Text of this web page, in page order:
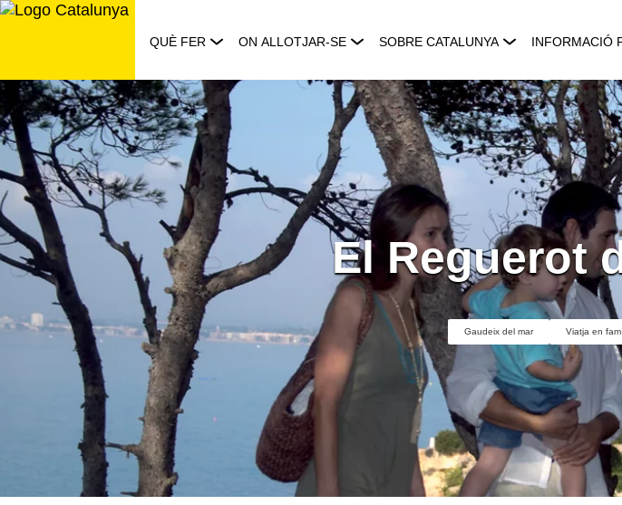
Saltar
QUÈ FER ON ALLOTJAR-SE SOBRE CATALUNYA INFORMACIÓ
El Reguerot
Gaudeix del mar Viatja en